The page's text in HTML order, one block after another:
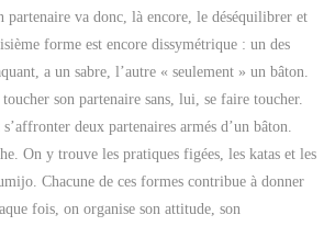
partenaire va donc, là encore, le déséquilibrer et
forme est encore dissymétrique : un des
a un sabre, l’autre « seulement » un bâton.
son partenaire sans, lui, se faire toucher.
deux partenaires armés d’un bâton.
On y trouve les pratiques figées, les katas et les
Chacune de ces formes contribue à donner
fois, on organise son attitude, son